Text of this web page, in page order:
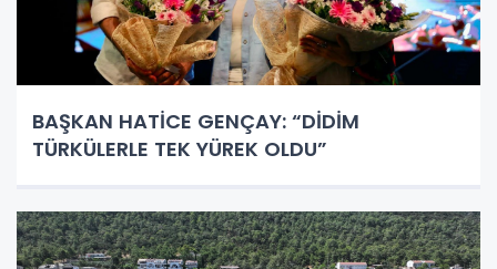
BAŞKAN HATİCE GENÇAY: “DİDİM
TÜRKÜLERLE TEK YÜREK OLDU”